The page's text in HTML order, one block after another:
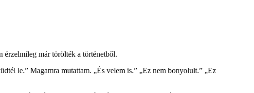
már törölték a történetből.
le.” Magamra mutattam. „És velem is.” „Ez nem bonyolult.” „Ez